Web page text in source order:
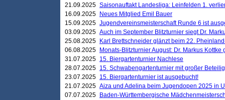
21.09.2025 Saisonauftakt Landesliga: Leinfelden 1.
16.09.2025
Neues Mitglied Emil Bauer
15.09.2025 Jugendvereinsmeisterschaft Runde 6 ist
03.09.2025 Auch im September Blitzturnier siegt Dr.
25.08.2025
Karl Brettschneider glänzt beim 22.
06.08.2025
Monats-Blitzturnier August: Dr. Markus Kottke
31.07.2025 15. Biergartenturnier Nachlese
28.07.2025 15. Schwabengartenturnier mit großer
23.07.2025 15. Biergartenturnier ist ausgebucht!
21.07.2025 Aiza und Adelina beim Jugendopen 2025 in
07.07.2025
Baden-Württembergische